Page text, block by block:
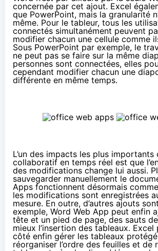
concernée par cet ajout. Excel
que PowerPoint, mais la granularité
même. Pour le tableur, tous les
connectés simultanément peuvent
modifier chacun une cellule comme
Sous PowerPoint par exemple, le
ne peut pas se faire sur la même
personnes sont connectées, elles
cependant modifier chacun une
différente en même temps.
L’un des impacts les plus importants
collaboratif en temps réel est que
des modifications change lui aussi.
sauvegarder manuellement le
Apps fonctionnent désormais
les modifications sont enregistrées
mesure. En outre, d’autres ajouts
exemple, Word Web App peut enfin
tête et un pied de page, des sauts
mieux l’insertion des tableaux. Excel
côté enfin gérer les tableaux
réorganiser l’ordre des feuilles et de